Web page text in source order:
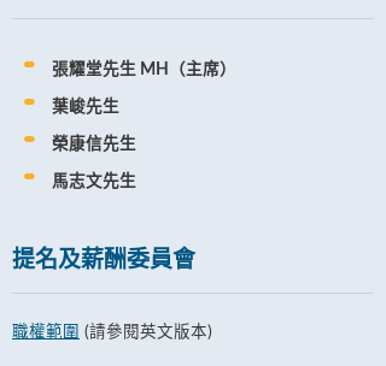
張耀堂先生 MH（主席）
葉峻先生
榮康信先生
馬志文先生
提名及薪酬委員會
職權範圍 (請參閱英文版本)